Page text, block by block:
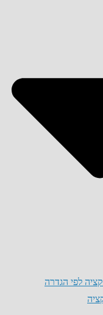
לפי הגדרה